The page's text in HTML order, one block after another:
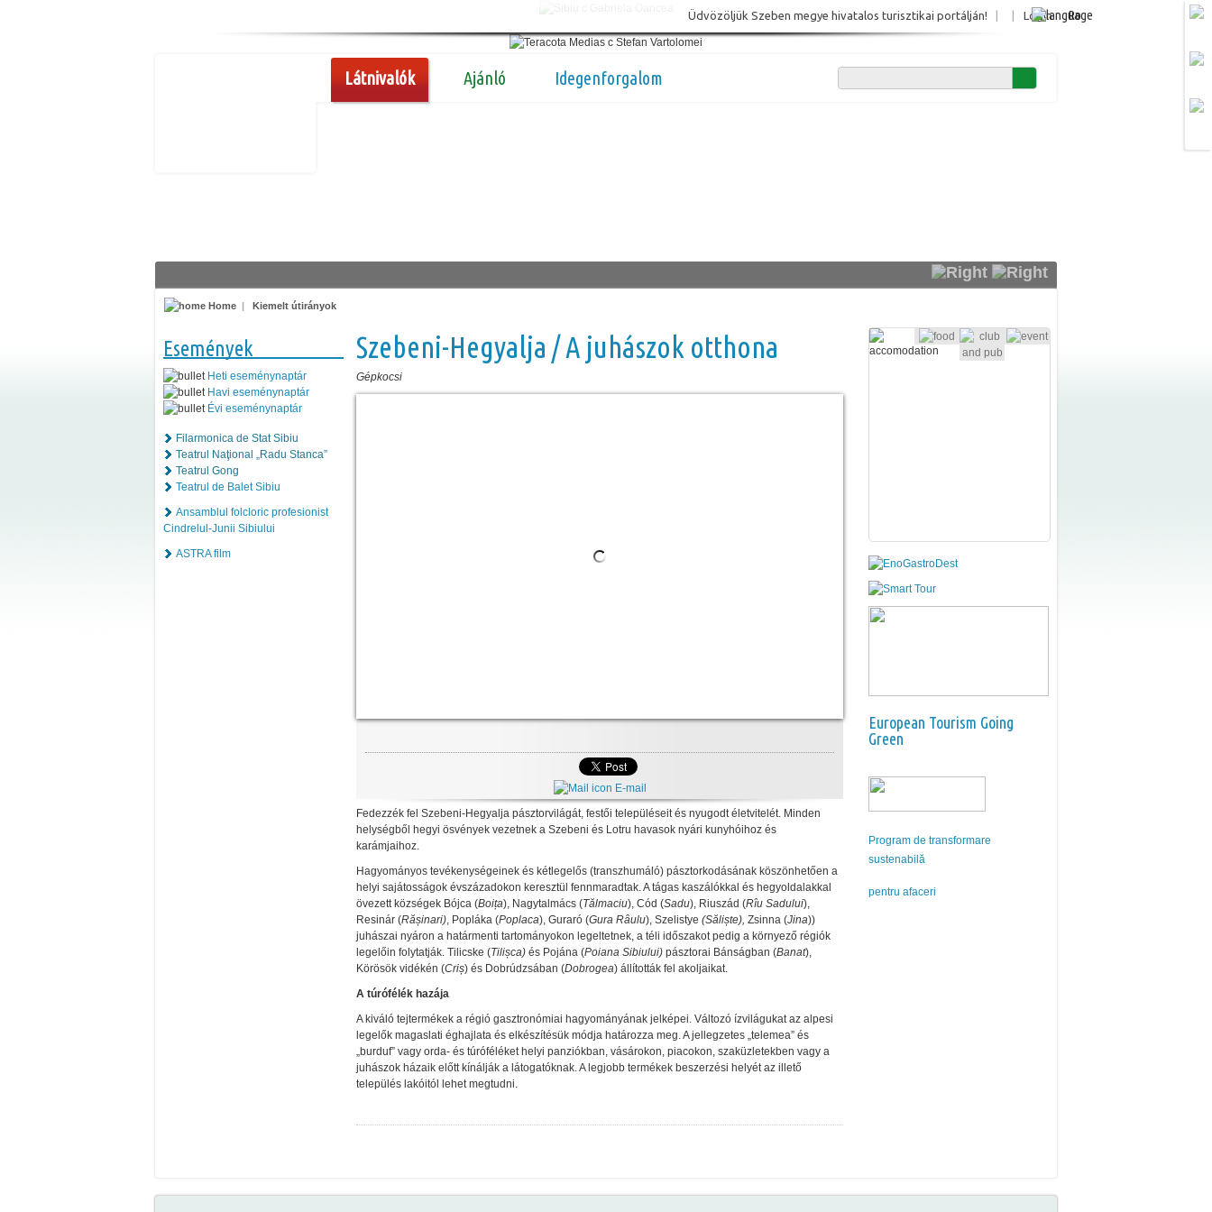
Login Ro
Üdvözöljük Szeben megye hivatalos turisztikai portálján!
Látnivalók Ajánló Idegenforgalom
Home | Kiemelt útirányok
Események
Heti eseménynaptár
Havi eseménynaptár
Évi eseménynaptár
Filarmonica de Stat Sibiu
Teatrul Naţional „Radu Stanca”
Teatrul Gong
Teatrul de Balet Sibiu
Ansamblul folcloric profesionist
Cindrelul-Junii Sibiului
ASTRA film
Szebeni-Hegyalja / A juhászok otthona
Gépkocsi
E-mail
Fedezzék fel Szebeni-Hegyalja pásztorvilágát, festői településeit és nyugodt életvitelét. Minden
helységből hegyi ösvények vezetnek a Szebeni és Lotru havasok nyári kunyhóihoz és
karámjaihoz.
Hagyományos tevékenységeinek és kétlegelős (transzhumáló) pásztorkodásának köszönhetően a
helyi sajátosságok évszázadokon keresztül fennmaradtak. A tágas kaszálókkal és hegyoldalakkal
övezett községek Bójca (Boița), Nagytalmács (Tălmaciu), Cód (Sadu), Riuszád (Rîu Sadului),
Resinár (Rășinari), Popláka (Poplaca), Guraró (Gura Râulu), Szelistye (Săliște), Zsinna (Jina))
juhászai nyáron a határmenti tartományokon legeltetnek, a téli időszakot pedig a környező régiók
legelőin folytatják. Tilicske (Tilișca) és Pojána (Poiana Sibiului) pásztorai Bánságban (Banat),
Körösök vidékén (Criș) és Dobrúdzsában (Dobrogea) állították fel akoljaikat.
A túrófélék hazája
A kiváló tejtermékek a régió gasztronómiai hagyományának jelképei. Változó ízvilágukat az alpesi
legelők magaslati éghajlata és elkészítésük módja határozza meg. A jellegzetes „telemea” és
„burduf” vagy orda- és túróféléket helyi panziókban, vásárokon, piacokon, szaküzletekben vagy a
juhászok házaik előtt kínálják a látogatóknak. A legjobb termékek beszerzési helyét az illető
település lakóitól lehet megtudni.
European Tourism Going
Green
Program de transformare
sustenabilă
pentru afaceri